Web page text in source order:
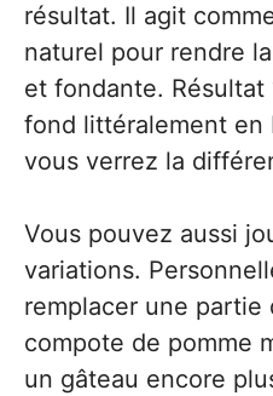
résultat. Il agit
naturel pour rendre
et fondante. Résultat
fond littéralement en
vous verrez la
Vous pouvez aussi
variations.
remplacer une partie
compote de pomme
un gâteau encore